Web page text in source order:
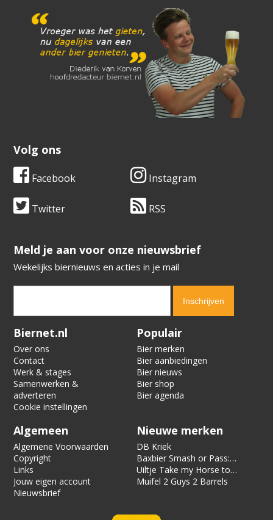
Volg ons
Facebook Instagram
Twitter RSS
​​​​​​​Meld je aan voor onze nieuwsbrief
Wekelijks biernieuws en acties in je mail
Verification code:
Biernet.nl
Over ons
Contact
Werk & stages
Samenwerken &
adverteren
Cookie instellingen
Populair
Bier merken
Bier aanbiedingen
Bier nieuws
Bier shop
Bier agenda
Algemeen
Algemene Voorwaarden
Copyright
Links
Jouw eigen account
Nieuwsbrief
Nieuwe merken
DB Kriek
Baxbier Smash or Pass:
Strata
Uiltje Take my Horse to
the Hotel Room
Muifel 2 Guys 2 Barrels